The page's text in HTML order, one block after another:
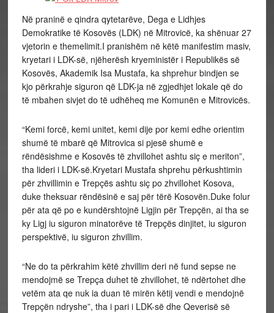
Në praninë e qindra qytetarëve, Dega e Lidhjes
Demokratike të Kosovës (LDK) në Mitrovicë, ka shënuar 27
vjetorin e themelimit.I pranishëm në këtë manifestim masiv,
kryetari i LDK-së, njëherësh kryeministër i Republikës së
Kosovës, Akademik Isa Mustafa, ka shprehur bindjen se
kjo përkrahje siguron që LDK-ja në zgjedhjet lokale që do
të mbahen sivjet do të udhëheq me Komunën e Mitrovicës.
“Kemi forcë, kemi unitet, kemi dije por kemi edhe orientim
shumë të mbarë që Mitrovica si pjesë shumë e
rëndësishme e Kosovës të zhvillohet ashtu siç e meriton”,
tha lideri i LDK-së.Kryetari Mustafa shprehu përkushtimin
për zhvillimin e Trepçës ashtu siç po zhvillohet Kosova,
duke theksuar rëndësinë e saj për tërë Kosovën.Duke folur
për ata që po e kundërshtojnë Ligjin për Trepçën, ai tha se
ky Ligj iu siguron minatorëve të Trepçës dinjitet, iu siguron
perspektivë, iu siguron zhvillim.
“Ne do ta përkrahim këtë zhvillim deri në fund sepse ne
mendojmë se Trepça duhet të zhvillohet, të ndërtohet dhe
vetëm ata qe nuk ia duan të mirën këtij vendi e mendojnë
Trepçën ndryshe”, tha i pari i LDK-së dhe Qeverisë së